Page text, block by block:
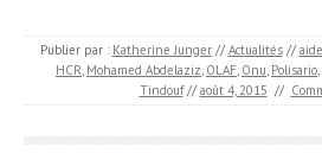
Publier par : Katherine Junger // Actualités //
HCR, Mohamed Abdelaziz, OLAF, Onu, Polisario,
Tindouf // août 4, 2015 //